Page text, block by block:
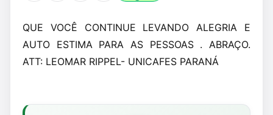
QUE VOCÊ CONTINUE LEVANDO ALEGRIA E
AUTO ESTIMA PARA AS PESSOAS . ABRAÇO.
ATT: LEOMAR RIPPEL- UNICAFES PARANÁ